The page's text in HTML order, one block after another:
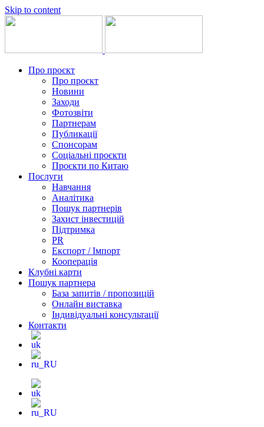
Skip to content
Про проєкт
Про проєкт
Новини
Заходи
Фотозвіти
Партнерам
Публикації
Спонсорам
Соціальні проєкти
Проєкти по Китаю
Послуги
Навчання
Аналітика
Пошук партнерів
Захист інвестицій
Підтримка
PR
Експорт / Імпорт
Кооперація
Клубні карти
Пошук партнера
База запитів / пропозицій
Онлайн виставка
Індивідуальні консультації
Контакти